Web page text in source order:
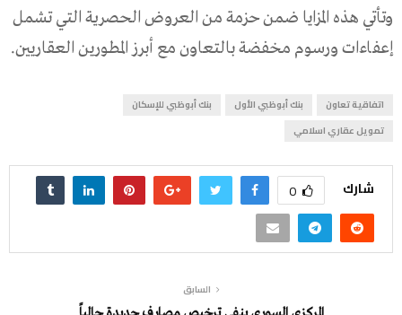
وتأتي هذه المزايا ضمن حزمة من العروض الحصرية التي تشمل
إعفاءات ورسوم مخفضة بالتعاون مع أبرز المطورين العقاريين.
اتفاقية تعاون بنك أبوظبي الأول
بنك أبوظبي للإسكان
تمويل عقاري اسلامي
شارك 0
السابق